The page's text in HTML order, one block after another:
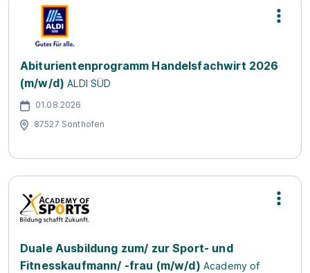
Abiturientenprogramm Handelsfachwirt 2026
(m/w/d) ALDI SÜD
01.08.2026
87527 Sonthofen
Duale Ausbildung zum/ zur Sport- und
Fitnesskaufmann/ -frau (m/w/d) Academy of